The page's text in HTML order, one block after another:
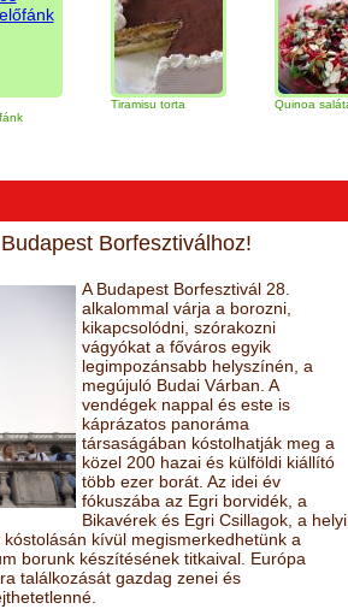
Tiramisu torta Quinoa saláta
Borfesztiválhoz!
A Budapest Borfesztivál 28.
alkalommal várja a borozni,
kikapcsolódni, szórakozni
vágyókat a főváros egyik
legimpozánsabb helyszínén, a
megújuló Budai Várban. A
vendégek nappal és este is
káprázatos panoráma
társaságában kóstolhatják meg a
közel 200 hazai és külföldi kiállító
több ezer borát. Az idei év
fókuszába az Egri borvidék, a
Bikavérek és Egri Csillagok, a helyi
kívül megismerkedhetünk a
borunk készítésének titkaival. Európa
találkozását gazdag zenei és